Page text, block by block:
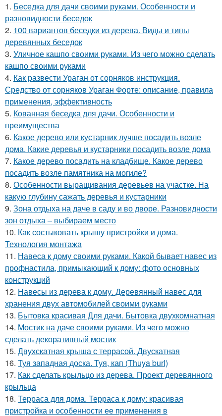
1. Беседка для дачи своими руками. Особенности и
разновидности беседок
2. 100 вариантов беседки из дерева. Виды и типы
деревянных беседок
3. Уличное кашпо своими руками. Из чего можно сделать
кашпо своими руками
4. Как развести Ураган от сорняков инструкция.
Средство от сорняков Ураган Форте: описание, правила
применения, эффективность
5. Кованная беседка для дачи. Особенности и
преимущества
6. Какое дерево или кустарник лучше посадить возле
дома. Какие деревья и кустарники посадить возле дома
7. Какое дерево посадить на кладбище. Какое дерево
посадить возле памятника на могиле?
8. Особенности выращивания деревьев на участке. На
какую глубину сажать деревья и кустарники
9. Зона отдыха на даче в саду и во дворе. Разновидности
зон отдыха – выбираем место
10. Как состыковать крышу пристройки и дома.
Технология монтажа
11. Навеса к дому своими руками. Какой бывает навес из
профнастила, примыкающий к дому: фото основных
конструкций
12. Навесы из дерева к дому. Деревянный навес для
хранения двух автомобилей своими руками
13. Бытовка красивая Для дачи. Бытовка двухкомнатная
14. Мостик на даче своими руками. Из чего можно
сделать декоративный мостик
15. Двухскатная крыша с террасой. Двускатная
16. Туя западная доска. Туя, кап (Thuya burl)
17. Как сделать крыльцо из дерева. Проект деревянного
крыльца
18. Терраса для дома. Терраса к дому: красивая
пристройка и особенности ее применения в